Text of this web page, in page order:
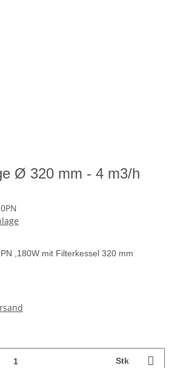
Ø 320 mm - 4 m3/h
,180W mit Filterkessel 320 mm
Stk